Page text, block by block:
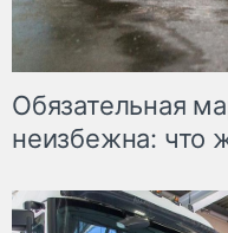
Обязательная
неизбежна: что